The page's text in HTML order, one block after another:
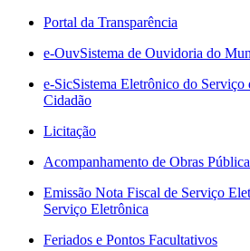
Portal da Transparência
e-OuvSistema de Ouvidoria do
e-SicSistema Eletrônico do Serviço
Cidadão
Licitação
Acompanhamento de Obras
Emissão Nota Fiscal de Serviço
Serviço Eletrônica
Feriados e Pontos Facultativos